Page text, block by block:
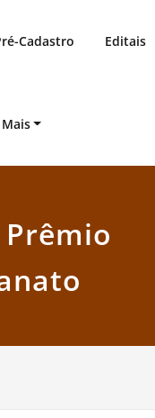
Cadastro Editais
Mais